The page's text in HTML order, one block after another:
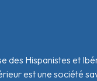
des Hispanistes et
est une société